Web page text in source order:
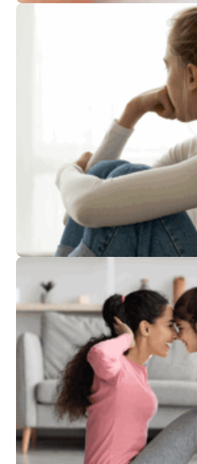
الطبّ المكمّل